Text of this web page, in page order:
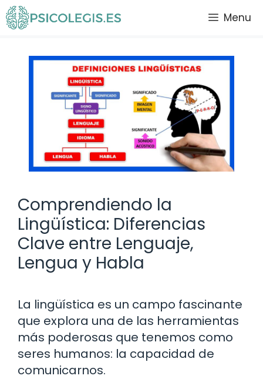
Saltar
al
Menu
Comprendiendo la
Lingüística: Diferencias
Clave entre Lenguaje,
Lengua y Habla
La lingüística es un campo fascinante
que explora una de las herramientas
más poderosas que tenemos como
seres humanos: la capacidad de
comunicarnos.